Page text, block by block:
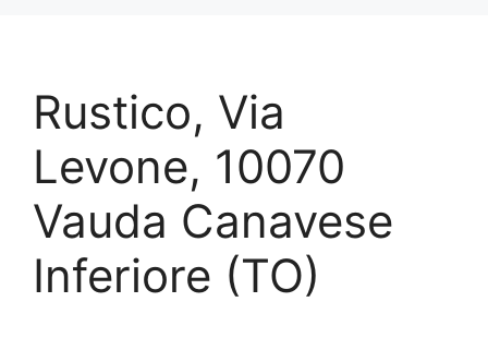
Rustico, Via
Levone, 10070
Vauda Canavese
Inferiore (TO)